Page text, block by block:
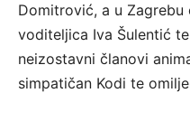
Domitrović, a u
voditeljica Iva Šulentić
neizostavni članovi
simpatičan Kodi te